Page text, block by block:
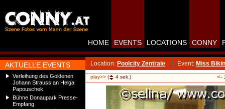
AKTUELLE EVENTS
Verleihung des Goldenen
Johann Strauss an Helga
Papouschek
Bühne Donaupark Presse-
Empfang
HOME EVENTS LOCATIONS CONNY
Location: Poolcity Zentrale Event: Miss
play>> ( 4 sek.) <-